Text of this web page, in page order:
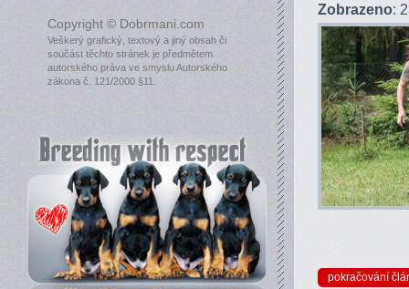
Copyright © Dobrmani.com
Veškerý grafický, textový a jiný obsah či
součást těchto stránek je předmětem
autorského práva ve smyslu Autorského
zákona č. 121/2000 §11.
Zobrazeno:
pokračování